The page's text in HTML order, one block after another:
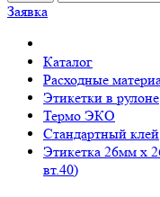
Заявка
Каталог
Расходные
Этикетки в рулоне
Термо ЭКО
Стандартный клей
Этикетка 26мм х
вт.40)